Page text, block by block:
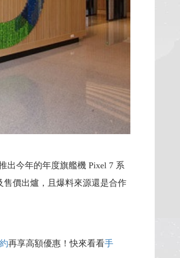
出今年的年度旗艦機 Pixel 7 系
售價出爐，且爆料來源還是合作
再享高額優惠！快來看看手